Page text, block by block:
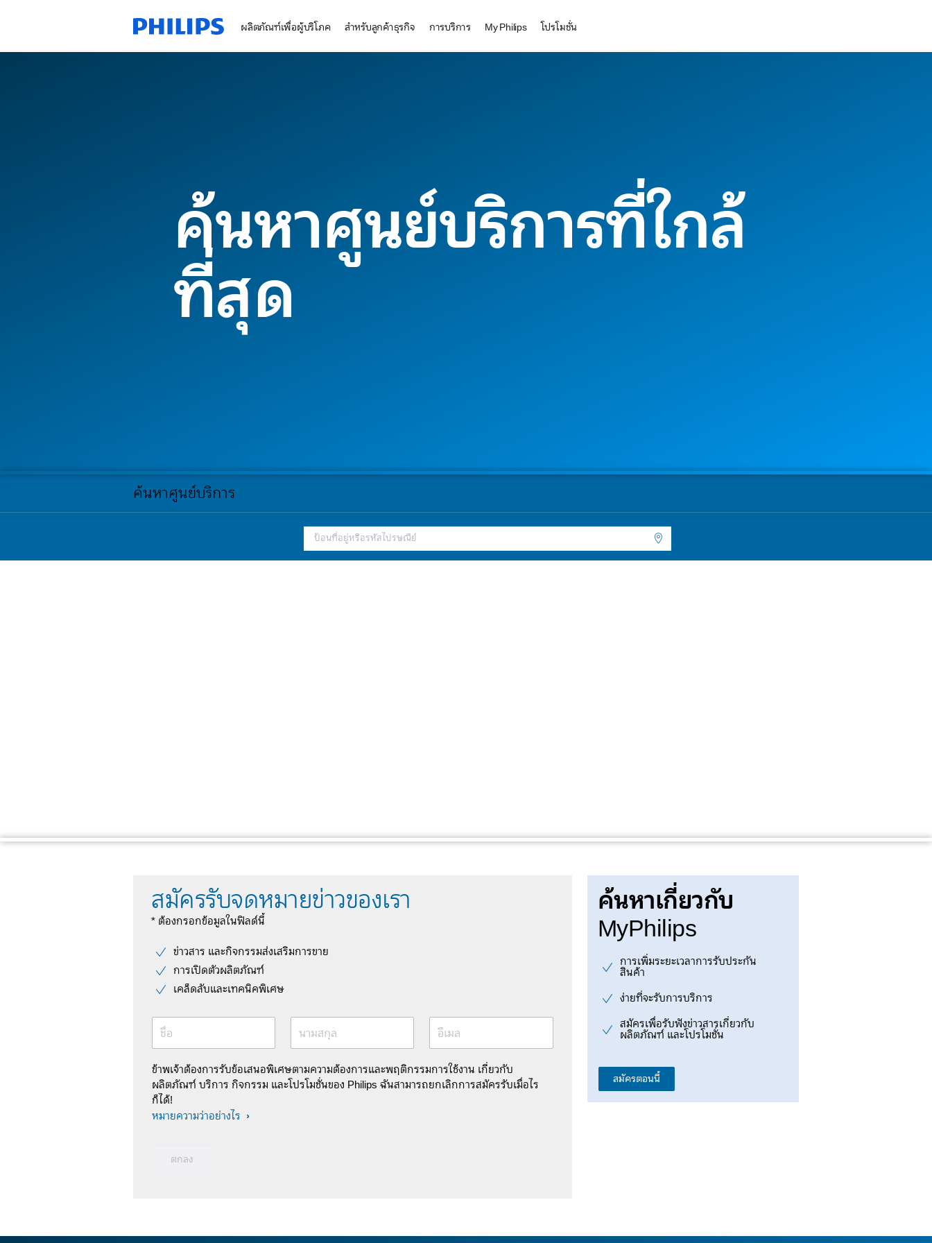
ผลิตภัณฑ์เพื่อผู้บริโภค สำหรับลูกค้าธุรกิจ การบริการ My Philips โปรโมชั่น
ค้นหาศูนย์บริการที่ใกล้
ที่สุด
ค้นหาศูนย์บริการ
สมัครรับจดหมายข่าวของเรา
* ต้องกรอกข้อมูลในฟิลด์นี้
ข่าวสาร และกิจกรรมส่งเสริมการขาย
การเปิดตัวผลิตภัณฑ์
เคล็ดลับและเทคนิคพิเศษ
ชื่อ นามสกุล อีเมล
ข้าพเจ้าต้องการรับข้อเสนอพิเศษตามความต้องการและพฤติกรรมการใช้งาน เกี่ยวกับ
ผลิตภัณฑ์ บริการ กิจกรรม และโปรโมชั่นของ Philips ฉันสามารถยกเลิกการสมัครรับเมื่อไร
ก็ได้!
หมายความว่าอย่างไร
ค้นหาเกี่ยวกับ
MyPhilips
การเพิ่มระยะเวลาการรับประกัน
สินค้า
ง่ายที่จะรับการบริการ
สมัครเพื่อรับฟังข่าวสารเกี่ยวกับ
ผลิตภัณฑ์ และโปรโมชั่น
สมัครตอนนี้